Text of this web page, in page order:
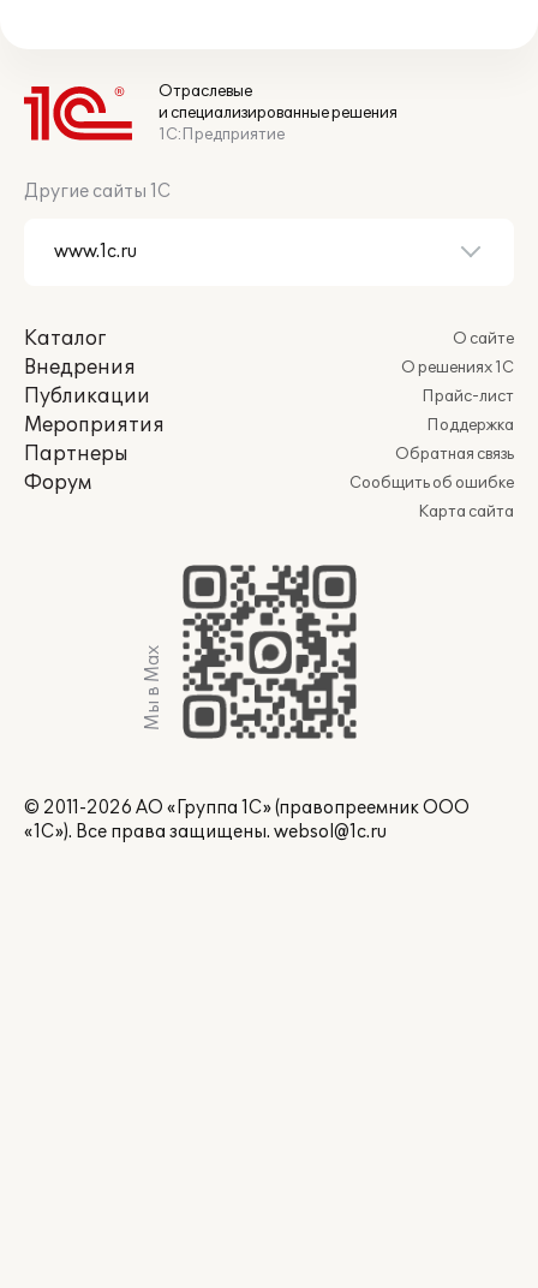
Отраслевые
и специализированные решения
1С:Предприятие
Другие сайты 1С
Каталог
Внедрения
Публикации
Мероприятия
Партнеры
Форум
О сайте
О решениях 1С
Прайс-лист
Поддержка
Обратная связь
Сообщить об ошибке
Карта сайта
Мы в Max
© 2011-2026 АО «Группа 1С» (правопреемник ООО
«1С»). Все права защищены. websol@1c.ru